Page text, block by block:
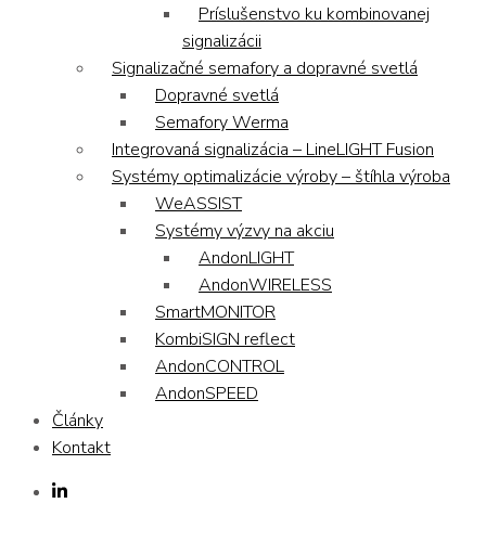
Príslušenstvo ku kombinovanej
signalizácii
Signalizačné semafory a dopravné svetlá
Dopravné svetlá
Semafory Werma
Integrovaná signalizácia – LineLIGHT Fusion
Systémy optimalizácie výroby – štíhla výroba
WeASSIST
Systémy výzvy na akciu
AndonLIGHT
AndonWIRELESS
SmartMONITOR
KombiSIGN reflect
AndonCONTROL
AndonSPEED
Články
Kontakt